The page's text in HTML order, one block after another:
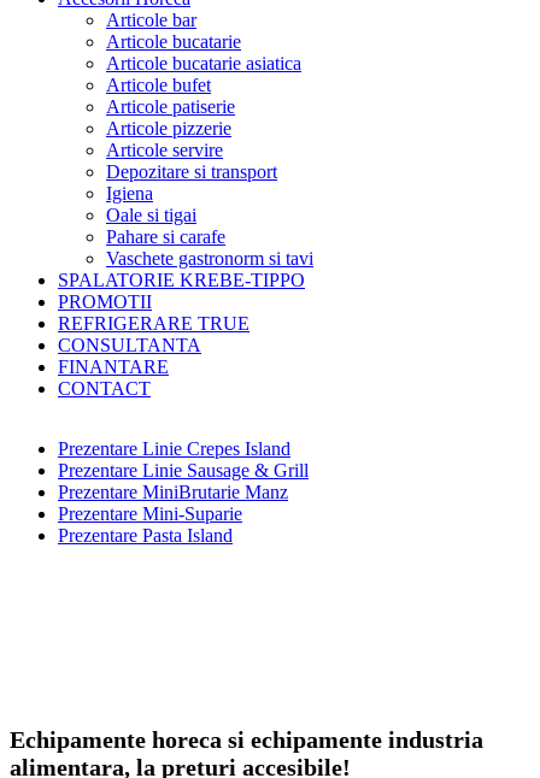
Articole bar
Articole bucatarie
Articole bucatarie asiatica
Articole bufet
Articole patiserie
Articole pizzerie
Articole servire
Depozitare si transport
Igiena
Oale si tigai
Pahare si carafe
Vaschete gastronorm si tavi
SPALATORIE KREBE-TIPPO
PROMOTII
REFRIGERARE TRUE
CONSULTANTA
FINANTARE
CONTACT
Prezentare Linie Crepes Island
Prezentare Linie Sausage & Grill
Prezentare MiniBrutarie Manz
Prezentare Mini-Suparie
Prezentare Pasta Island
Echipamente horeca si echipamente industria
alimentara, la preturi accesibile!